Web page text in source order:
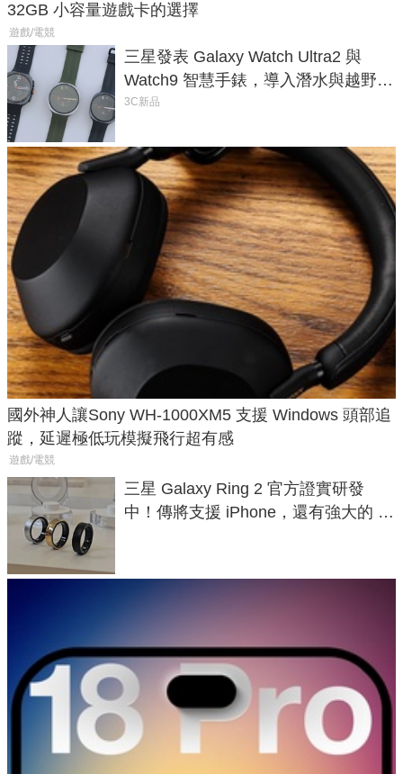
32GB 小容量遊戲卡的選擇
遊戲/電競
三星發表 Galaxy Watch Ultra2 與
Watch9 智慧手錶，導入潛水與越野跑
導航功能
3C新品
國外神人讓Sony WH-1000XM5 支援 Windows 頭部追
蹤，延遲極低玩模擬飛行超有感
遊戲/電競
三星 Galaxy Ring 2 官方證實研發
中！傳將支援 iPhone，還有強大的 AI